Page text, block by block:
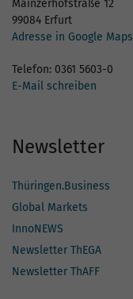
Mainzerhofstraße 12
99084 Erfurt
Adresse in Google Maps
Telefon: 0361 5603-0
E-Mail schreiben
Newsletter
Thüringen.Business
Global Markets
InnoNEWS
Newsletter ThEGA
Newsletter ThAFF